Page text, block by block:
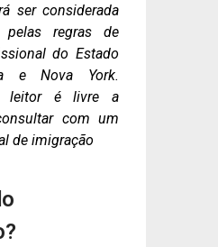
ser considerada
regras de
do Estado
e Nova York.
leitor é livre a
com um
de imigração